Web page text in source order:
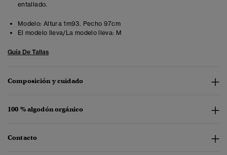
entallado.
Modelo: Altura 1m93. Pecho 97cm
El modelo lleva/La modelo lleva: M
Guía De Tallas
Composición y cuidado
100 % algodón orgánico
Contacto